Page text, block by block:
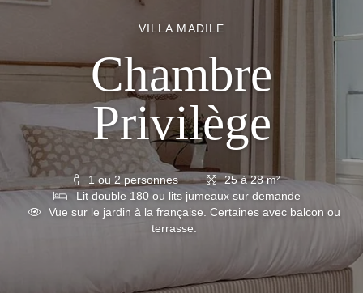
VILLA MADILE
Chambre
Privilège
1 ou 2 personnes
25 à 28 m²
Lit double 180 ou lits jumeaux sur demande
Vue sur le jardin à la française. Certaines avec balcon ou
terrasse.